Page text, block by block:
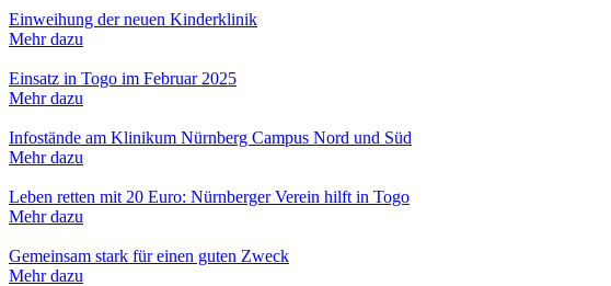
Einweihung der neuen Kinderklinik
Mehr dazu
Einsatz in Togo im Februar 2025
Mehr dazu
Infostände am Klinikum Nürnberg Campus Nord und Süd
Mehr dazu
Leben retten mit 20 Euro: Nürnberger Verein hilft in Togo
Mehr dazu
Gemeinsam stark für einen guten Zweck
Mehr dazu